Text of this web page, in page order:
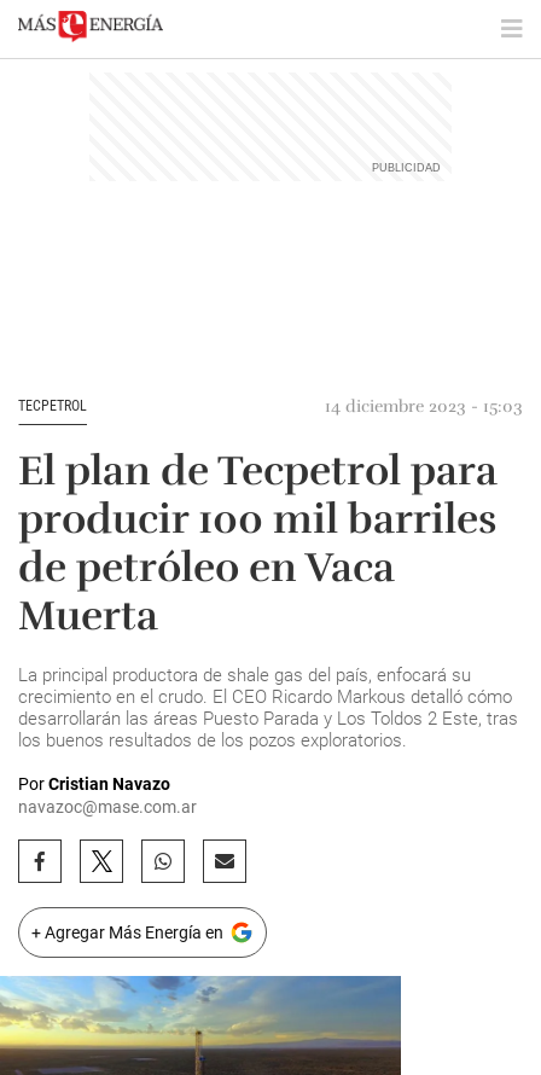
TECPETROL 14 diciembre 2023 - 15:03
El plan de Tecpetrol para
producir 100 mil barriles
de petróleo en Vaca
Muerta
La principal productora de shale gas del país, enfocará su
crecimiento en el crudo. El CEO Ricardo Markous detalló cómo
desarrollarán las áreas Puesto Parada y Los Toldos 2 Este, tras
los buenos resultados de los pozos exploratorios.
PorCristian Navazo
navazoc@mase.com.ar
+ Agregar Más Energía en